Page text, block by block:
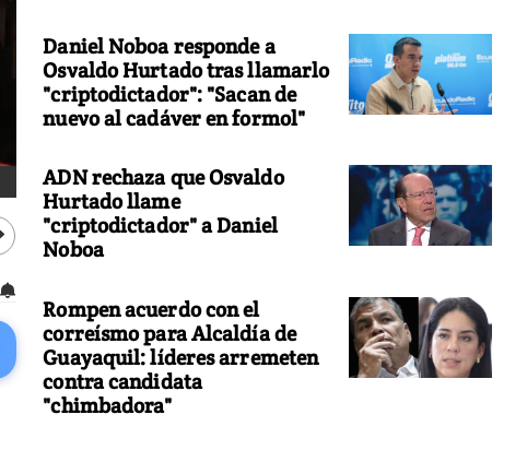
Daniel Noboa responde a
Osvaldo Hurtado tras llamarlo
"criptodictador": "Sacan de
nuevo al cadáver en formol"
ADN rechaza que Osvaldo
Hurtado llame
"criptodictador" a Daniel
Noboa
Rompen acuerdo con el
correísmo para Alcaldía de
Guayaquil: líderes arremeten
contra candidata
"chimbadora"